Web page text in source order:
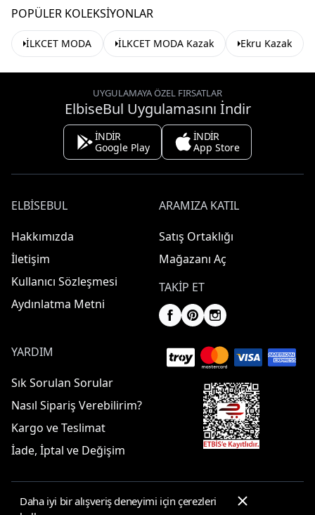
POPÜLER KOLEKSIYONLAR
İLKCET MODA İLKCET MODA Kazak Ekru Kazak
UYGULAMAYA ÖZEL FIRSATLAR
ElbiseBul Uygulamasını İndir
İNDİR
Google Play
İNDİR
App Store
ELBISEBUL
Hakkımızda
İletişim
Kullanıcı Sözleşmesi
Aydınlatma Metni
ARAMIZA KATIL
Satış Ortaklığı
Mağazanı Aç
TAKIP ET
YARDIM
Sık Sorulan Sorular
Nasıl Sipariş Verebilirim?
Kargo ve Teslimat
İade, İptal ve Değişim
Daha iyi bir alışveriş deneyimi için çerezleri